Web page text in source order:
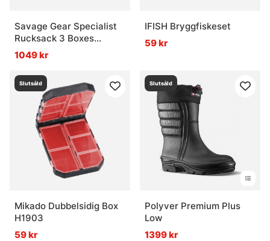
Savage Gear Specialist
Rucksack 3 Boxes
40x38x23cm 23L
1049 kr
IFISH Bryggfiskeset
59 kr
Slutsåld
Mikado Dubbelsidig Box
H1903
59 kr
Slutsåld
Polyver Premium Plus
Low
1399 kr